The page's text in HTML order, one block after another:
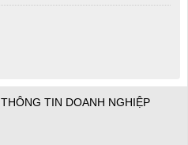
THÔNG TIN DOANH NGHIỆP